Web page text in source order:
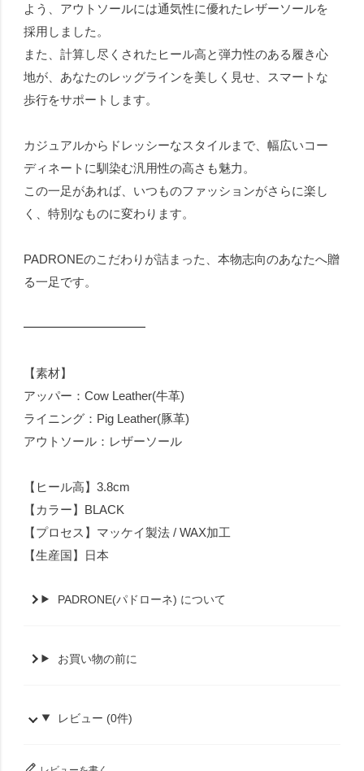
よう、アウトソールには通気性に優れたレザーソールを
採用しました。
また、計算し尽くされたヒール高と弾力性のある履き心
地が、あなたのレッグラインを美しく見せ、スマートな
歩行をサポートします。
カジュアルからドレッシーなスタイルまで、幅広いコー
ディネートに馴染む汎用性の高さも魅力。
この一足があれば、いつものファッションがさらに楽し
く、特別なものに変わります。
PADRONEのこだわりが詰まった、本物志向のあなたへ贈
る一足です。
━━━━━━━━━━
【素材】
アッパー：Cow Leather(牛革)
ライニング：Pig Leather(豚革)
アウトソール：レザーソール
【ヒール高】3.8cm
【カラー】BLACK
【プロセス】マッケイ製法 / WAX加工
【生産国】日本
PADRONE(パドローネ) について
お買い物の前に
レビュー (0件)